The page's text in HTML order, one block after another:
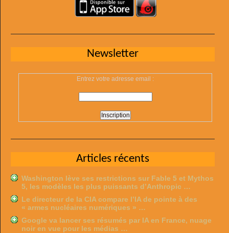
Newsletter
Entrez votre adresse email :
Articles récents
Washington lève ses restrictions sur Fable 5 et Mythos
5, les modèles les plus puissants d’Anthropic …
Le directeur de la CIA compare l’IA de pointe à des
« armes nucléaires numériques » …
Google va lancer ses résumés par IA en France, nuage
noir en vue pour les médias …